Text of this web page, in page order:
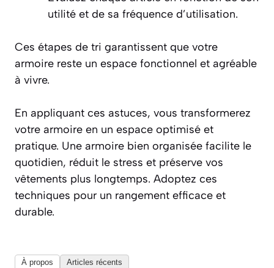
utilité et de sa fréquence d’utilisation.
Ces étapes de tri garantissent que votre
armoire reste un espace fonctionnel et agréable
à vivre.
En appliquant ces astuces, vous transformerez
votre armoire en un espace optimisé et
pratique. Une armoire bien organisée facilite le
quotidien, réduit le stress et préserve vos
vêtements plus longtemps. Adoptez ces
techniques pour un rangement efficace et
durable.
À propos Articles récents